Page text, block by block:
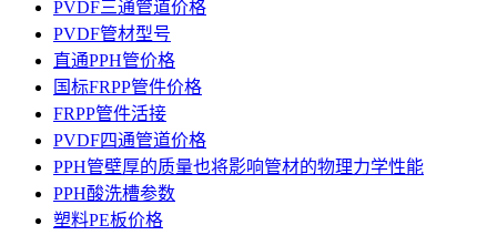
PVDF三通管道价格
PVDF管材型号
直通PPH管价格
国标FRPP管件价格
FRPP管件活接
PVDF四通管道价格
PPH管壁厚的质量也将影响管材的物理力学性能
PPH酸洗槽参数
塑料PE板价格